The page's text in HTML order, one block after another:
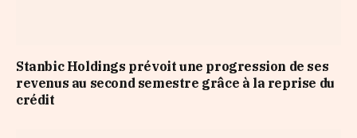
Stanbic Holdings prévoit une progression de ses
revenus au second semestre grâce à la reprise du
crédit